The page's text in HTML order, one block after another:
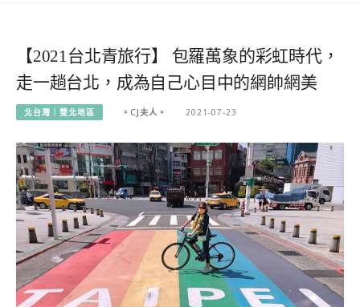
【2021台北青旅行】 包羅萬象的彩虹時代，
走一趟台北，成為自己心目中的網帥網美
北台灣｜雙北地區 。CJ夫人。 2021-07-23